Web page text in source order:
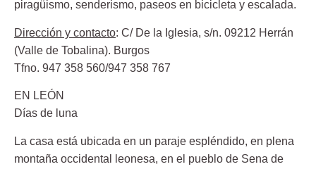
piragüismo, senderismo, paseos en bicicleta y escalada.
Dirección y contacto: C/ De la Iglesia, s/n. 09212 Herrán
(Valle de Tobalina). Burgos
Tfno. 947 358 560/947 358 767
EN LEÓN
Días de luna
La casa está ubicada en un paraje espléndido, en plena
montaña occidental leonesa, en el pueblo de Sena de